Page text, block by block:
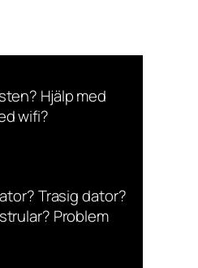
Hjälp med
wifi?
Trasig dator?
Problem